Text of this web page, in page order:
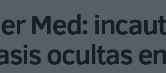
Med:
ocultas en